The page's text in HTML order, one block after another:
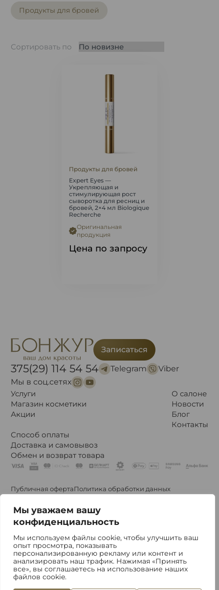
Мы уважаем вашу
конфиденциальность
Мы используем файлы cookie, чтобы улучшить ваш
опыт просмотра, показывать
персонализированную рекламу или контент и
анализировать наш трафик. Нажимая «Принять
все», вы соглашаетесь на использование наших
файлов cookie.
Продукты для бровей
Сортировать по
Продукты для бровей
Expert Eyes —
Укрепляющая и
стимулирующая рост
сыворотка для ресниц и
бровей, 2×4 мл Biologique
Recherche
Оригинальная
продукция
Цена по запросу
Записаться
375(29) 114 54 54 Telegram
Viber
Мы в соц.сетях
Услуги
Магазин косметики
Акции
О салоне
Новости
Блог
Контакты
Способ оплаты
Доставка и самовывоз
Обмен и возврат товара
Публичная офертаПолитика обработки данных
Политики обработки файлов cookie
Политика видеонаблюдения
Владелец Общество с Ограниченной Ответственностью
«Стефания Бьюти». Свидетельство о регистрации № 193011735
УНП 192828184. © ООО “Стефания Бьюти”. 2020-2026
Республика Беларусь, 220002, г. Минск, ул. Сторожовская, 6,
Государственная регистрация Минским горисполкомом от
24.09.2020